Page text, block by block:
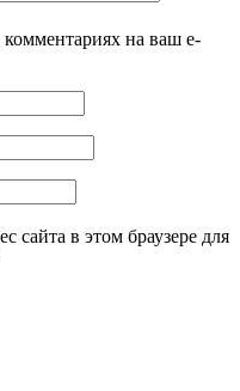
на ваш e-
сайта в этом браузере для